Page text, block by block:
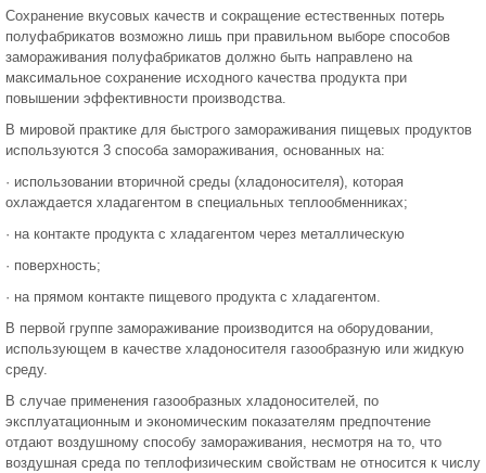
Сохранение вкусовых качеств и сокращение естественных потерь
полуфабрикатов возможно лишь при правильном выборе способов
замораживания полуфабрикатов должно быть направлено на
максимальное сохранение исходного качества продукта при
повышении эффективности производства.
В мировой практике для быстрого замораживания пищевых продуктов
используются 3 способа замораживания, основанных на:
· использовании вторичной среды (хладоносителя), которая
охлаждается хладагентом в специальных теплообменниках;
· на контакте продукта с хладагентом через металлическую
· поверхность;
· на прямом контакте пищевого продукта с хладагентом.
В первой группе замораживание производится на оборудовании,
использующем в качестве хладоносителя газообразную или жидкую
среду.
В случае применения газообразных хладоносителей, по
эксплуатационным и экономическим показателям предпочтение
отдают воздушному способу замораживания, несмотря на то, что
воздушная среда по теплофизическим свойствам не относится к числу